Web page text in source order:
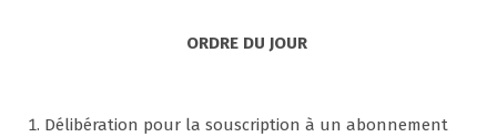
ORDRE DU JOUR
Délibération pour la souscription à un abonnement